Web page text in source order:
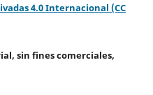
4.0 Internacional (CC
sin fines comerciales,